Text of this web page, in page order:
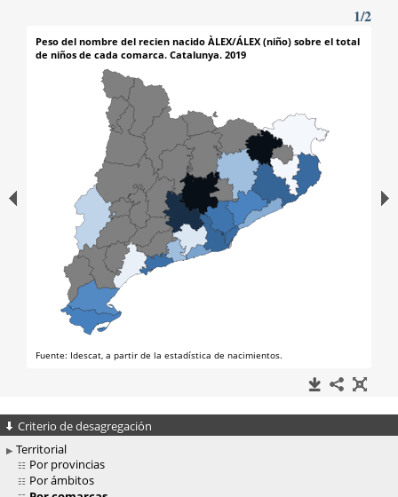
Criterio de desagregación
Territorial
Por provincias
Por ámbitos